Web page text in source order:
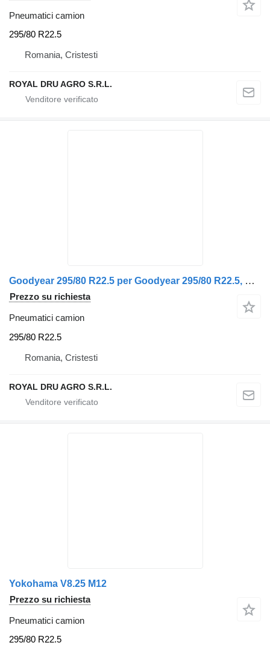
Pneumatici camion
295/80 R22.5
Romania, Cristesti
ROYAL DRU AGRO S.R.L.
Goodyear 295/80 R22.5 per Goodyear 295/80 R22.5, Profil V8.25, Data 6.10.23
Prezzo su richiesta
Pneumatici camion
295/80 R22.5
Romania, Cristesti
ROYAL DRU AGRO S.R.L.
Yokohama V8.25 M12
Prezzo su richiesta
Pneumatici camion
295/80 R22.5